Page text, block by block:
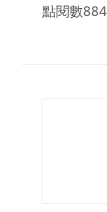
點閱數884